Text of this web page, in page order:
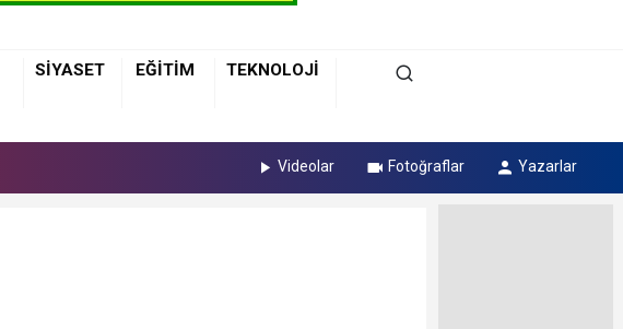
SİYASET EĞİTİM TEKNOLOJİ
Videolar Fotoğraflar Yazarlar